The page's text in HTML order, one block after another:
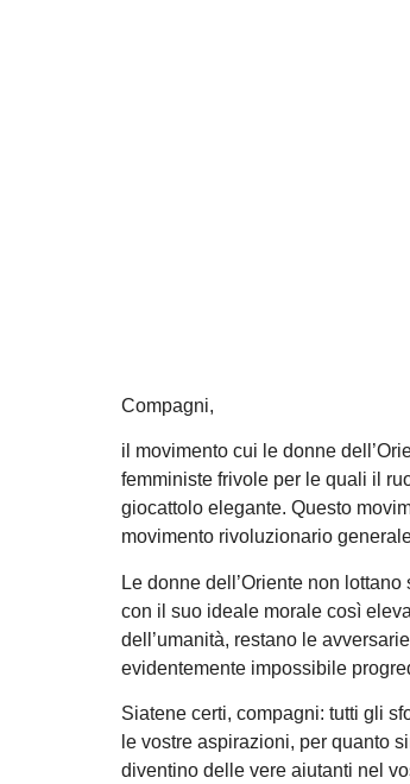
Compagni,
il movimento cui le donne
femministe frivole per le quali il
giocattolo elegante. Questo
movimento rivoluzionario
Le donne dell’Oriente non
con il suo ideale morale così
dell’umanità, restano le
evidentemente impossibile
Siatene certi, compagni: tutti gli
le vostre aspirazioni, per quanto
diventino delle vere aiutanti nel